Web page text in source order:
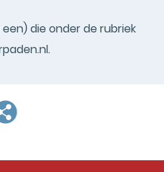
die onder de rubriek